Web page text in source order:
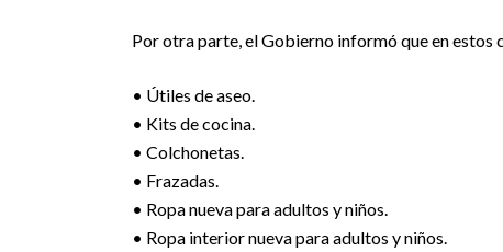
Por otra parte, el Gobierno informó que en estos
• Útiles de aseo.
• Kits de cocina.
• Colchonetas.
• Frazadas.
• Ropa nueva para adultos y niños.
• Ropa interior nueva para adultos y niños.